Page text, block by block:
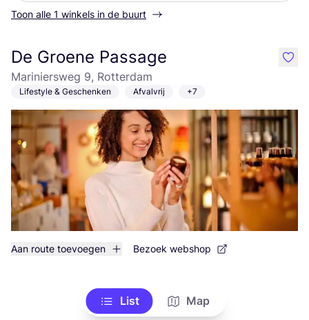
Toon alle 1 winkels in de buurt
De Groene Passage
Mariniersweg 9, Rotterdam
Lifestyle & Geschenken Afvalvrij +7
Aan route toevoegen Bezoek webshop
like
List Map